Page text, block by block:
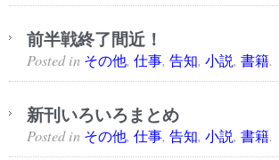
前半戦終了間近！
Posted in その他, 仕事, 告知, 小説, 書籍.
新刊いろいろまとめ
Posted in その他, 仕事, 告知, 小説, 書籍.